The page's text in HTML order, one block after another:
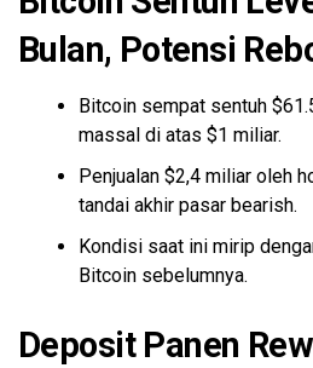
Bulan, Potensi
Bitcoin sempat sentuh
massal di atas $1 miliar.
Penjualan $2,4 miliar oleh
tandai akhir pasar bearish.
Kondisi saat ini mirip
Bitcoin sebelumnya.
Deposit Panen